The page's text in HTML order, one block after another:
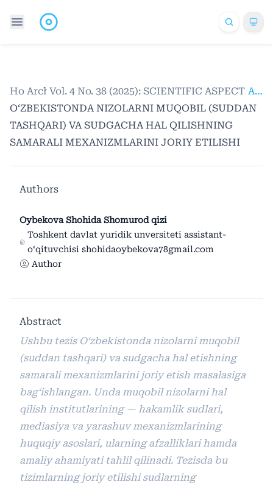
Home /
Archives /
Vol. 4 No. 38 (2025): SCIENTIFIC ASPECTSArticles
O‘ZBEKISTONDA NIZOLARNI MUQOBIL (SUDDAN
TASHQARI) VA SUDGACHA HAL QILISHNING
SAMARALI MEXANIZMLARINI JORIY ETILISHI
Authors
Oybekova Shohida Shomurod qizi
Toshkent davlat yuridik unversiteti assistant-
o‘qituvchisi shohidaoybekova78gmail.com
Author
Abstract
Ushbu tezis O‘zbekistonda nizolarni muqobil
(suddan tashqari) va sudgacha hal etishning
samarali mexanizmlarini joriy etish masalasiga
bag‘ishlangan. Unda muqobil nizolarni hal
qilish institutlarining— hakamlik sudlari,
mediasiya va yarashuv mexanizmlarining
huquqiy asoslari, ularning afzalliklari hamda
amaliy ahamiyati tahlil qilinadi. Tezisda bu
tizimlarning joriy etilishi sudlarning